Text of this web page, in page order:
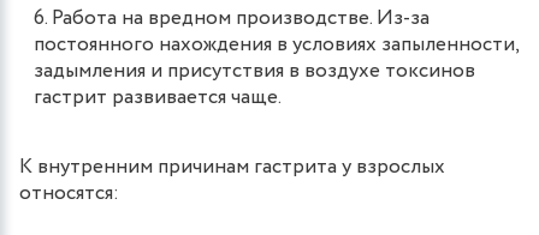
Работа на вредном производстве. Из-за
постоянного нахождения в условиях запыленности,
задымления и присутствия в воздухе токсинов
гастрит развивается чаще.
К внутренним причинам гастрита у взрослых
относятся: